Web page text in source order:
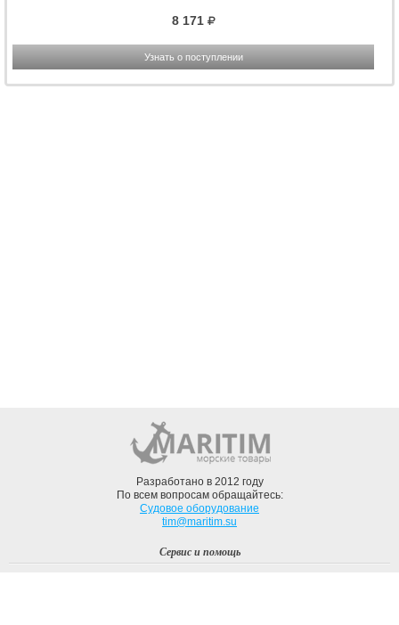
8 171
Узнать о поступлении
Разработано в 2012 году
По всем вопросам обращайтесь:
Судовое оборудование
tim@maritim.su
Сервис и помощь